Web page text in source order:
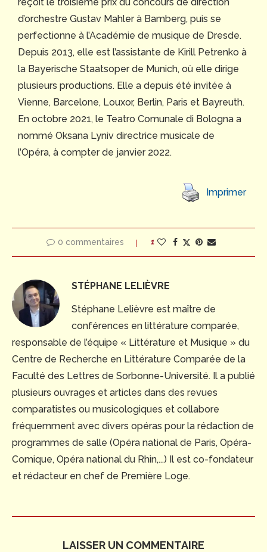
d’orchestre Gustav Mahler à Bamberg, puis se
perfectionne à l’Académie de musique de Dresde.
Depuis 2013, elle est l’assistante de Kirill Petrenko à
la Bayerische Staatsoper de Munich, où elle dirige
plusieurs productions. Elle a depuis été invitée à
Vienne, Barcelone, Louxor, Berlin, Paris et Bayreuth.
En octobre 2021, le Teatro Comunale di Bologna a
nommé Oksana Lyniv directrice musicale de
l’Opéra, à compter de janvier 2022.
Imprimer
0 commentaires 1
STÉPHANE LELIÈVRE
Stéphane Lelièvre est maître de
conférences en littérature comparée,
responsable de l’équipe « Littérature et Musique » du
Centre de Recherche en Littérature Comparée de la
Faculté des Lettres de Sorbonne-Université. Il a publié
plusieurs ouvrages et articles dans des revues
comparatistes ou musicologiques et collabore
fréquemment avec divers opéras pour la rédaction de
programmes de salle (Opéra national de Paris, Opéra-
Comique, Opéra national du Rhin,...) Il est co-fondateur
et rédacteur en chef de Première Loge.
LAISSER UN COMMENTAIRE